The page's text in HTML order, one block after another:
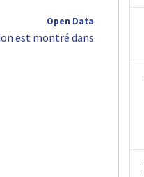
Open Data
est montré dans